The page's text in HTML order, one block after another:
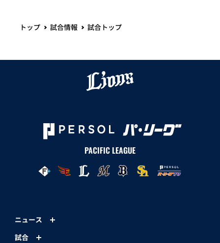
トップ 試合情報 試合トップ
PACIFIC LEAGUE
ニュース
試合